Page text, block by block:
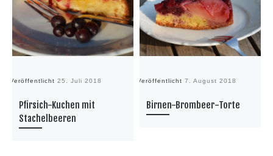
Veröffentlicht 25. Juli 2018
Pfirsich-Kuchen mit
Stachelbeeren
Veröffentlicht 7. August 2018
Birnen-Brombeer-Torte